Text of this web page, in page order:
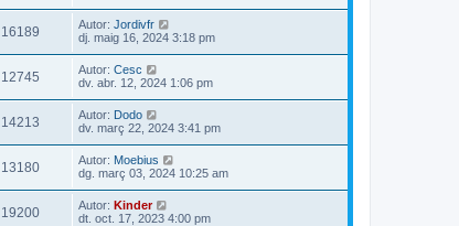
16189 Autor: Jordivfr
dj. maig 16, 2024 3:18 pm
12745 Autor: Cesc
dv. abr. 12, 2024 1:06 pm
14213 Autor: Dodo
dv. març 22, 2024 3:41 pm
13180 Autor: Moebius
dg. març 03, 2024 10:25 am
19200 Autor: Kinder
dt. oct. 17, 2023 4:00 pm